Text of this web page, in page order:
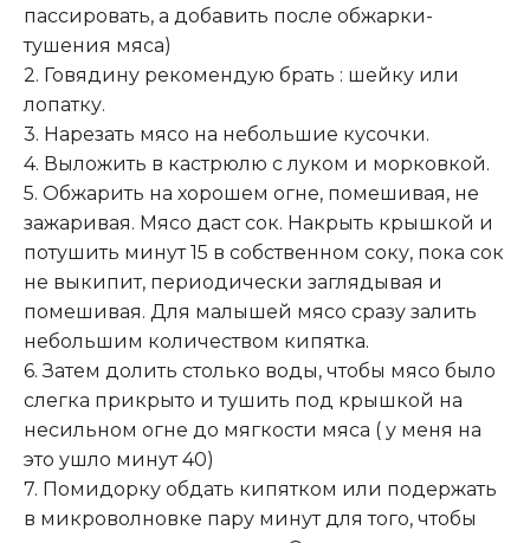
пассировать, а добавить после обжарки-
тушения мяса)
2. Говядину рекомендую брать : шейку или
лопатку.
3. Нарезать мясо на небольшие кусочки.
4. Выложить в кастрюлю с луком и морковкой.
5. Обжарить на хорошем огне, помешивая, не
зажаривая. Мясо даст сок. Накрыть крышкой и
потушить минут 15 в собственном соку, пока сок
не выкипит, периодически заглядывая и
помешивая. Для малышей мясо сразу залить
небольшим количеством кипятка.
6. Затем долить столько воды, чтобы мясо было
слегка прикрыто и тушить под крышкой на
несильном огне до мягкости мяса ( у меня на
это ушло минут 40)
7. Помидорку обдать кипятком или подержать
в микроволновке пару минут для того, чтобы